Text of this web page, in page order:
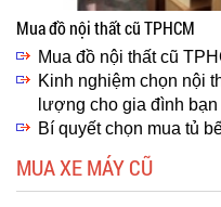
Mua đồ nội thất cũ TPHCM
Mua đồ nội thất cũ
Kinh nghiệm chọn nội
lượng cho gia đình bạn
Bí quyết chọn mua tủ
MUA XE MÁY CŨ